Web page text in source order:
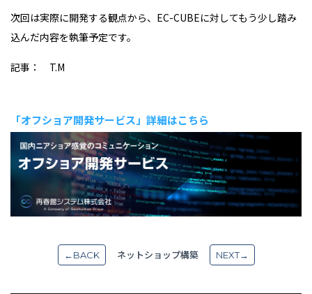
次回は実際に開発する観点から、EC-CUBEに対してもう少し踏み
込んだ内容を執筆予定です。
記事： T.M
「オフショア開発サービス」詳細はこちら
←BACK ネットショップ構築 NEXT→